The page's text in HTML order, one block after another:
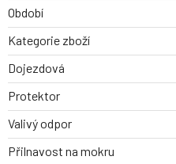
Období
Kategorie zboží
Dojezdová
Protektor
Valivý odpor
Přilnavost na mokru